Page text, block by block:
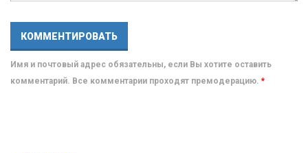
Имя и почтовый адрес обязательны, если Вы хотите оставить
комментарий. Все комментарии проходят премодерацию. *